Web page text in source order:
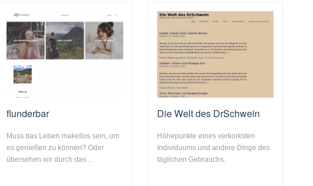
flunderbar
Muss das Leben makellos sein, um
es genießen zu können? Oder
übersehen wir durch das ...
Die Welt des DrSchwein
Höhepunkte eines verkorksten
Individuums und andere Dinge des
täglichen Gebrauchs.